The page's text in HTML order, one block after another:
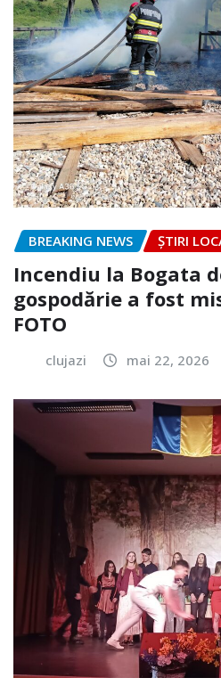
BREAKING NEWS ȘTIRI
Incendiu la Bogata
gospodărie a fost
FOTO
clujazi mai 22, 2026